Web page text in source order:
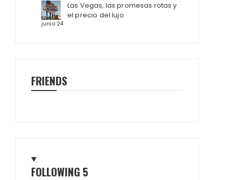
Las Vegas, las promesas rotas y
el precio del lujo
junio 24
FRIENDS
FOLLOWING 5